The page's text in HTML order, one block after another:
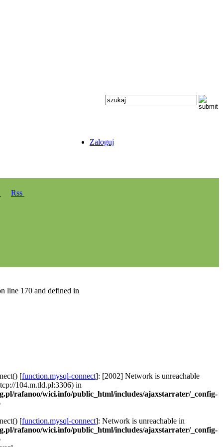
Zaloguj
Rss
line 170 and defined in
[function.mysql-connect]: [2002] Network is unreachable
104.m.tld.pl:3306) in
rafanoo/wici.info/public_html/includes/ajaxstarrater/_config-
[function.mysql-connect]: Network is unreachable in
rafanoo/wici.info/public_html/includes/ajaxstarrater/_config-